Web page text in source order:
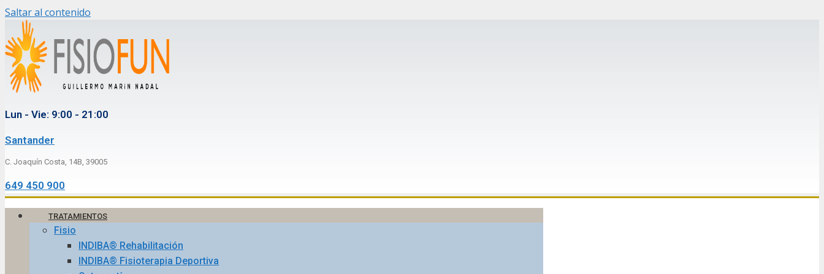
Saltar al contenido
Lun - Vie: 9:00 - 21:00
Santander
C. Joaquín Costa, 14B, 39005
649 450 900
TRATAMIENTOS
Fisio
INDIBA® Rehabilitación
INDIBA® Fisioterapia Deportiva